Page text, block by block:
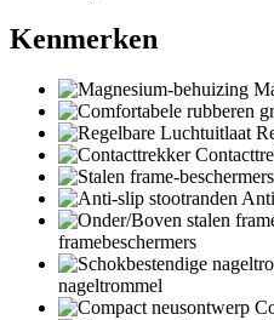
Kenmerken
framebeschermers
nageltrommel